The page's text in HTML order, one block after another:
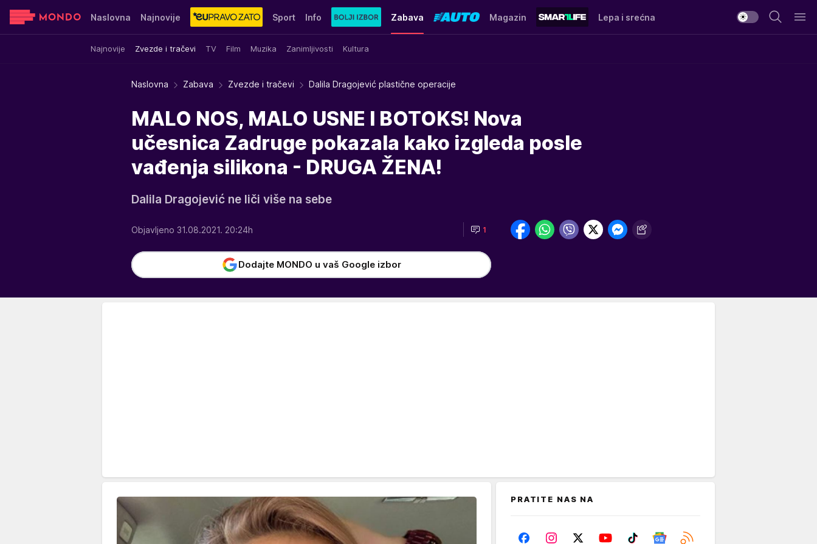
Naslovna Najnovije Sport Info Zabava
Najnovije Zvezde i tračevi TV Film Muzika Zanimljivosti Kultura
Magazin Lepa i srećna
Sensa Stvar ukusa Yumama
Naslovna Zabava Zvezde i tračevi Dalila Dragojević plastične operacije
MALO NOS, MALO USNE I BOTOKS! Nova
učesnica Zadruge pokazala kako izgleda posle
vađenja silikona - DRUGA ŽENA!
Dalila Dragojević ne liči više na sebe
Objavljeno 31.08.2021. 20:24h 1
Dodajte MONDO u vaš Google izbor
PRATITE NAS NA